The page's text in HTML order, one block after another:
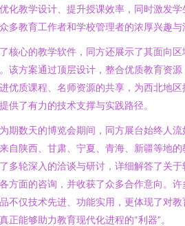
化教学设计、提升授课效率，同时激发
多教育工作者和学校管理者的浓厚兴趣与
核心的教学软件，同方还展示了其面向
该方案通过顶层设计，整合优质教育资
优质课程、名师资源的共享，为西北地
供了有力的技术支撑与实践路径。
期数天的博览会期间，同方展台始终人
自陕西、甘肃、宁夏、青海、新疆等地
多轮深入的洽谈与研讨，详细解答了关
方面的咨询，并收获了众多合作意向。
不仅技术先进、功能实用，更体现了对
正能够助力教育现代化进程的“利器”。